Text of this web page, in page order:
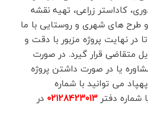
کاداستر زراعی، تهیه نقشه
طرح های شهری و روستایی با ما
در نهایت پروژه مزبور با دقت و
متقاضی قرار گیرد. در صورت
یا در صورت داشتن پروژه
می توانید با شماره
شماره دفتر 02128423013 در